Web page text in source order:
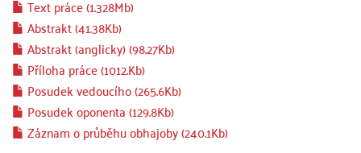
Text práce (1.328Mb)
Abstrakt (41.38Kb)
Abstrakt (anglicky) (98.27Kb)
Příloha práce (1012.Kb)
Posudek vedoucího (265.6Kb)
Posudek oponenta (129.8Kb)
Záznam o průběhu obhajoby (240.1Kb)